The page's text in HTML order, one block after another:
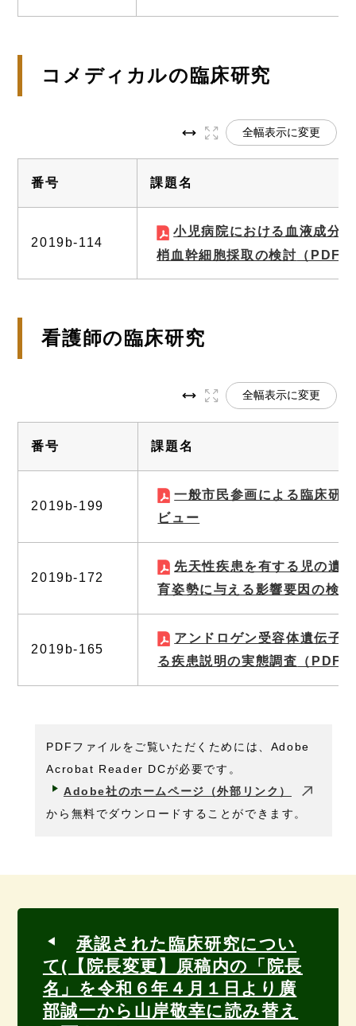
コメディカルの臨床研究
全幅表示に変更
番号 課題名
2019b-114
小児病院における血液成分
梢血幹細胞採取の検討 （PDF
看護師の臨床研究
全幅表示に変更
番号 課題名
2019b-199
一般市民参画による臨床研
ビュー
2019b-172
先天性疾患を有する児の遺
育姿勢に与える影響要因の検討
2019b-165
アンドロゲン受容体遺伝子
る疾患説明の実態調査 （PDF
PDFファイルをご覧いただくためには、Adobe
Acrobat Reader DCが必要です。
Adobe社のホームページ（外部リンク）
から無料でダウンロードすることができます。
承認された臨床研究につい
て(【院長変更】原稿内の「院長
名」を令和６年４月１日より廣
部誠一から山岸敬幸に読み替え